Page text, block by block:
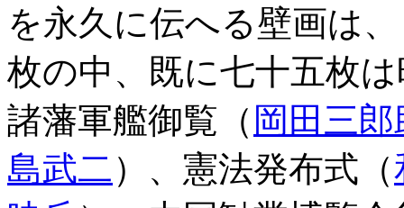
を永久に伝へる壁画は
枚の中、既に七十五枚
諸藩軍艦御覧（ 岡田三郎
島武二）、憲法発布式（